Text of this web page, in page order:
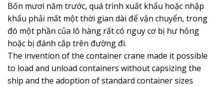
Bốn mươi năm trước, quá trình xuất khẩu hoặc nhập
khẩu phải mất một thời gian dài để vận chuyển, trong
đó một phần của lô hàng rất có nguy cơ bị hư hỏng
hoặc bị đánh cắp trên đường đi.
The invention of the container crane made it possible
to load and unload containers without capsizing the
ship and the adoption of standard container sizes